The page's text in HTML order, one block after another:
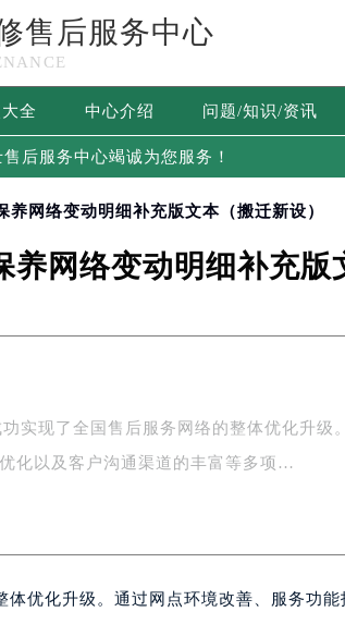
售后服务中心
全 中心介绍 问题/知识/资讯
后服务中心竭诚为您服务！
网络变动明细补充版文本（搬迁新设）
养网络变动明细补充
实现了全国售后服务网络的整体优化升级
化以及客户沟通渠道的丰富等多项…
优化升级。通过网点环境改善、服务功能